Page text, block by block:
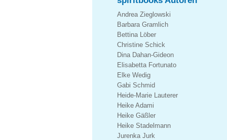
Andrea Zieglowski
Barbara Gramlich
Bettina Löber
Christine Schick
Dina Dahan-Gideon
Elisabetta Fortunato
Elke Wedig
Gabi Schmid
Heide-Marie Lauterer
Heike Adami
Heike Gäßler
Heike Stadelmann
Jurenka Jurk